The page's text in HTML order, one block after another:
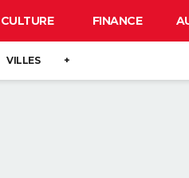
CULTURE FINANCE
VILLES +